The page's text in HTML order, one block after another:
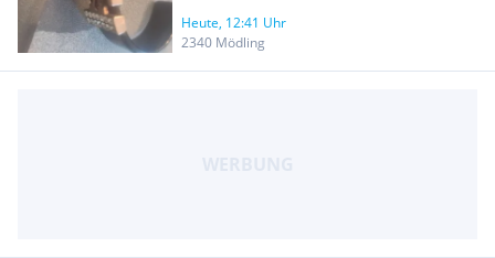
Heute, 12:41 Uhr
2340 Mödling